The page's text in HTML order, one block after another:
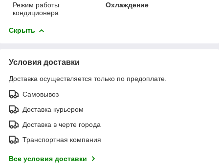
Режим работы
кондиционера
Охлаждение
Скрыть
Условия доставки
Доставка осуществляется только по предоплате.
Самовывоз
Доставка курьером
Доставка в черте города
Транспортная компания
Все условия доставки